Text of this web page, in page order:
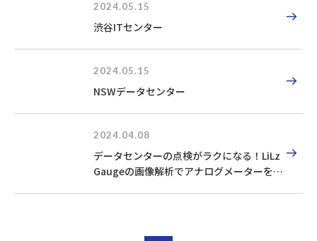
2024.05.15
渋谷ITセンター
2024.05.15
NSWデータセンター
2024.04.08
データセンターの点検がラクになる！LiLz
Gaugeの画像解析でアナログメーターをデ